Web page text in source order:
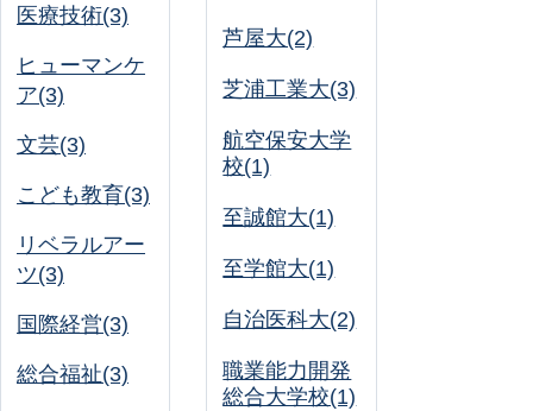
医療技術(3)
ヒューマンケ
ア(3)
文芸(3)
こども教育(3)
リベラルアー
ツ(3)
国際経営(3)
総合福祉(3)
芦屋大(2)
芝浦工業大(3)
航空保安大学
校(1)
至誠館大(1)
至学館大(1)
自治医科大(2)
職業能力開発
総合大学校(1)